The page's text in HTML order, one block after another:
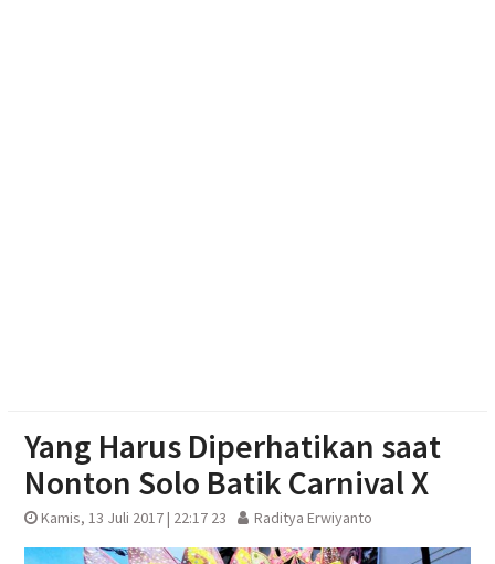
Yang Harus Diperhatikan saat
Nonton Solo Batik Carnival X
Kamis, 13 Juli 2017 | 22:17 23 Raditya Erwiyanto